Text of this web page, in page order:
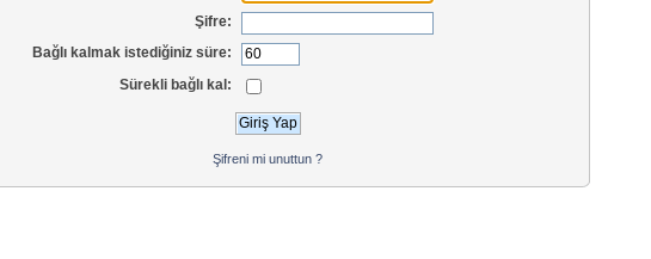
Şifre:
Bağlı kalmak istediğiniz süre:
Sürekli bağlı kal:
Şifreni mi unuttun ?